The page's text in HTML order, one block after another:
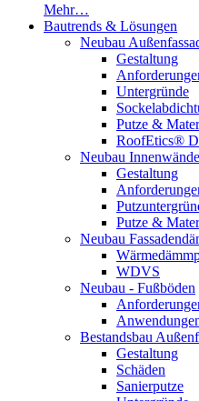
Mehr…
Bautrends & Lösungen
Neubau
Gestaltung
Untergründe
Putze &
RoofEtics®
Neubau
Gestaltung
Putze &
Neubau
WDVS
Neubau - Fußböden
Bestandsbau
Gestaltung
Schäden
Sanierputze